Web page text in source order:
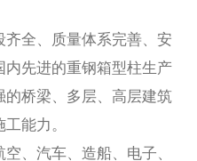
全、质量体系完善、安
先进的重钢箱型柱生产
桥梁、多层、高层建筑
能力。
、汽车、造船、电子、